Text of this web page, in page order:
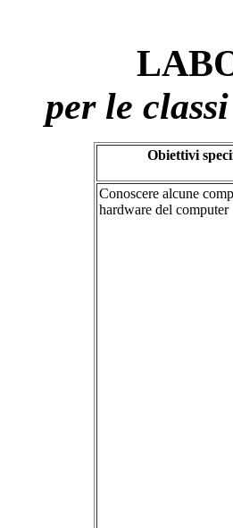
per le
Obiettivi
Conoscere alcune
hardware del computer